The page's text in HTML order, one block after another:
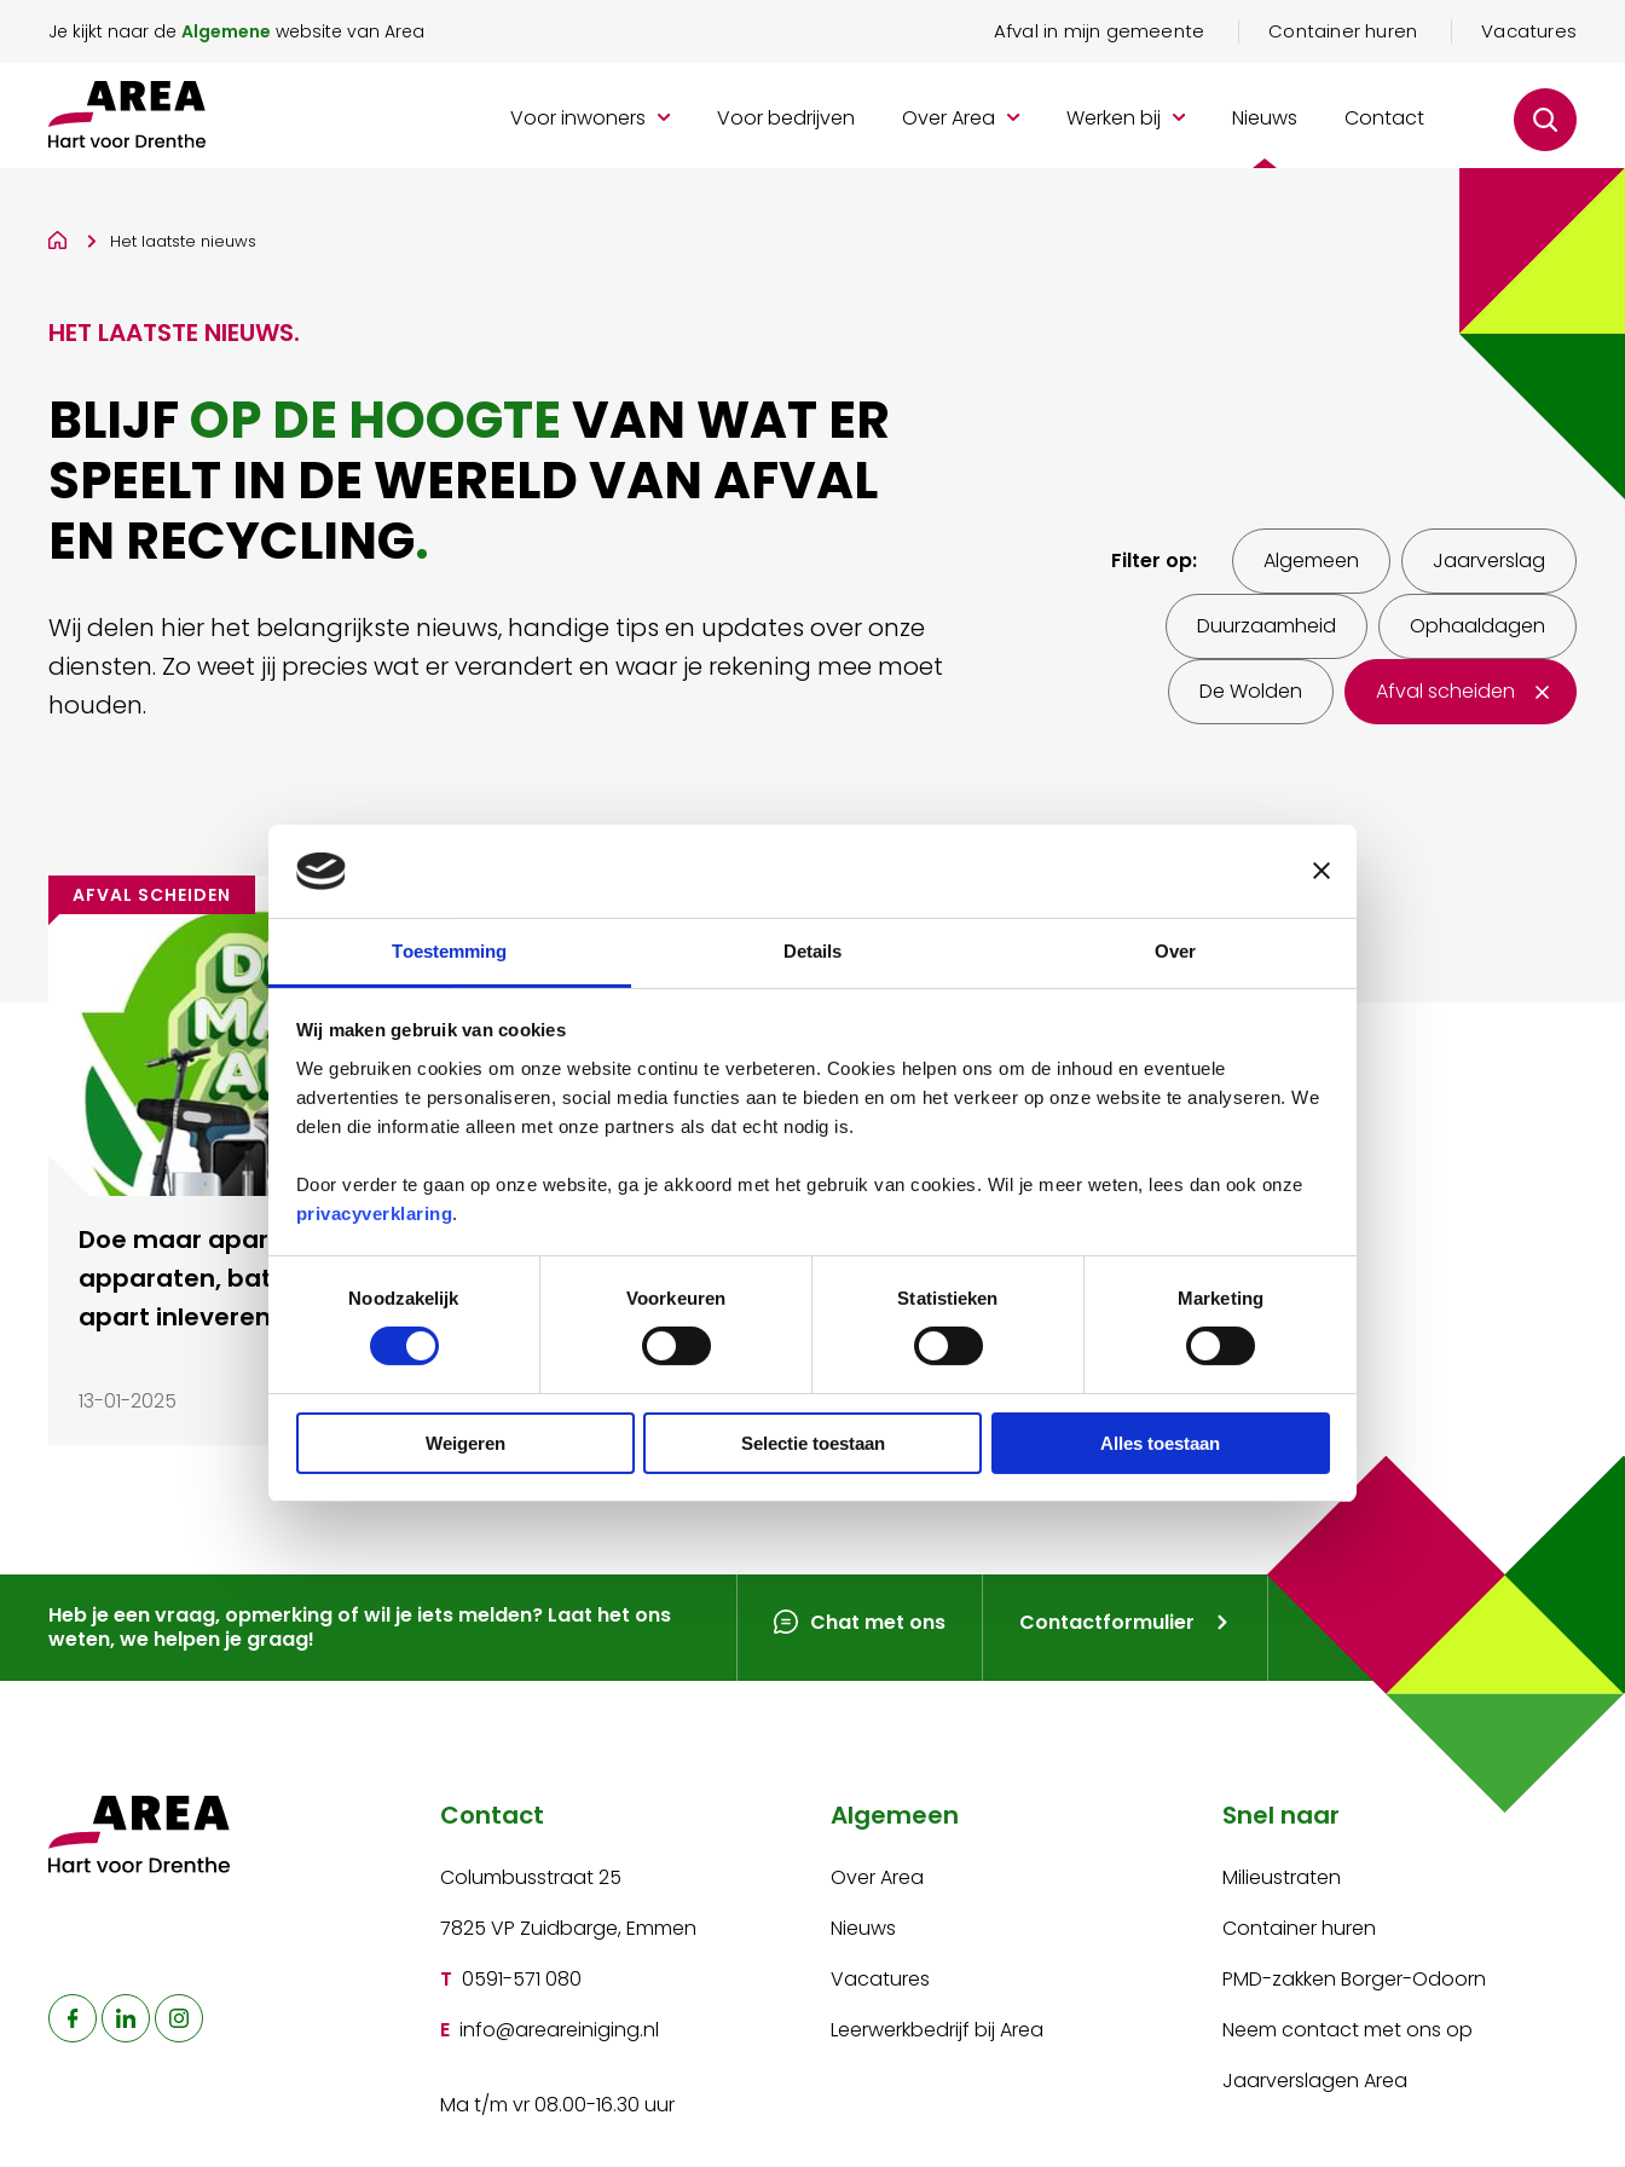
Toestemming Details Over
Wij maken gebruik van cookies
We gebruiken cookies om onze website continu te verbeteren. Cookies helpen ons om de inhoud en eventuele
advertenties te personaliseren, social media functies aan te bieden en om het verkeer op onze website te analyseren. We
delen die informatie alleen met onze partners als dat echt nodig is.
Door verder te gaan op onze website, ga je akkoord met het gebruik van cookies. Wil je meer weten, lees dan ook onze
privacyverklaring.
Toestemmingsselectie
Noodzakelijk
Voorkeuren Statistieken Marketing
Weigeren Selectie toestaan Alles toestaan
Je kijkt naar de Algemene website van Area Afval in mijn gemeente Container huren Vacatures
Voor inwoners Voor bedrijven Over Area Werken bij Nieuws Contact
Het laatste nieuws
HET LAATSTE NIEUWS.
BLIJFOP DE HOOGTEVAN WAT ER
SPEELT IN DE WERELD VAN AFVAL
EN RECYCLING.
Wij delen hier het belangrijkste nieuws, handige tips en updates over onze
diensten. Zo weet jij precies wat er verandert en waar je rekening mee moet
houden.
Filter op: Algemeen Jaarverslag
Duurzaamheid Ophaaldagen
De Wolden Afval scheiden
AFVAL SCHEIDEN
Doe maar apart - elektrische
apparaten, batterijen en accu's
apart inleveren
13-01-2025 Lees meer
Heb je een vraag, opmerking of wil je iets melden? Laat het ons
weten, we helpen je graag!
Chat met ons Contactformulier
Contact
Columbusstraat 25
7825 VP Zuidbarge, Emmen
T 0591-571 080
E info@areareiniging.nl
Ma t/m vr 08.00-16.30 uur
Algemeen
Over Area
Nieuws
Vacatures
Leerwerkbedrijf bij Area
Snel naar
Milieustraten
Container huren
PMD-zakken Borger-Odoorn
Neem contact met ons op
Jaarverslagen Area